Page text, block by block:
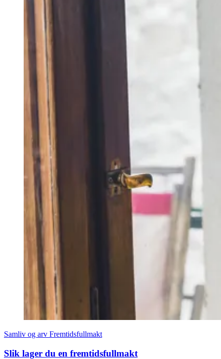
Samliv og arv Fremtidsfullmakt
Slik lager du en fremtidsfullmakt